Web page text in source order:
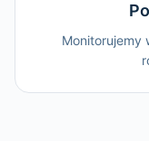
Monitorujemy